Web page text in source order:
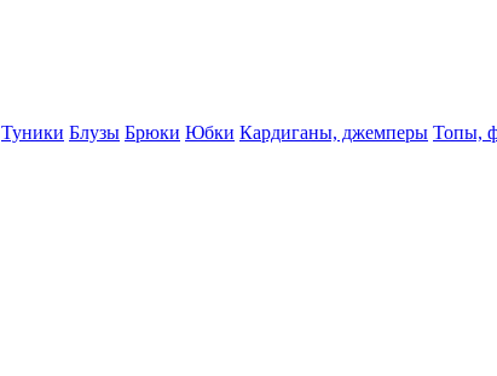
Туники Блузы Брюки Юбки Кардиганы, джемперы Топы,